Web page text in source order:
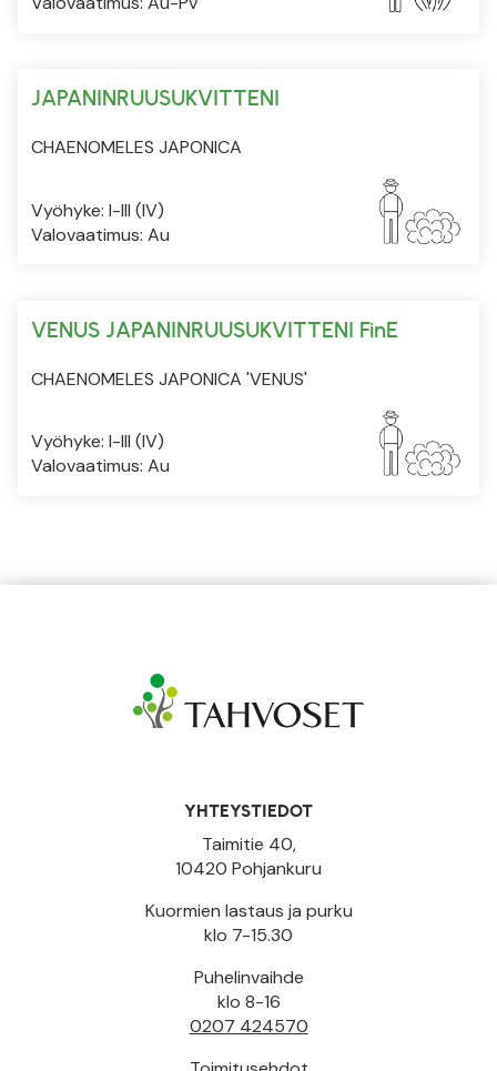
JAPANINRUUSUKVITTENI
CHAENOMELES JAPONICA
Vyöhyke: I-III (IV)
Valovaatimus: Au
VENUS JAPANINRUUSUKVITTENI FinE
CHAENOMELES JAPONICA 'VENUS'
Vyöhyke: I-III (IV)
Valovaatimus: Au
YHTEYSTIEDOT
Taimitie 40,
10420 Pohjankuru
Kuormien lastaus ja purku
klo 7-15.30
Puhelinvaihde
klo 8-16
0207 424570